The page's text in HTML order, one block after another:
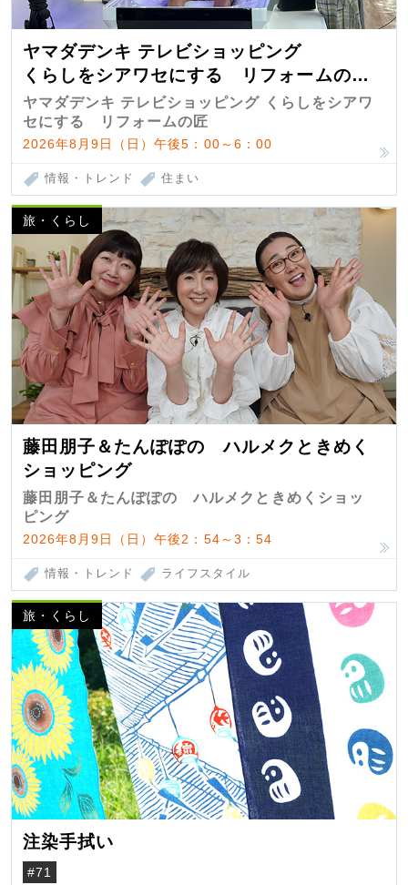
ヤマダデンキ テレビショッピング
くらしをシアワセにする リフォームの
匠 第7弾
ヤマダデンキ テレビショッピング くらしをシアワ
セにする リフォームの匠
2026年8月9日（日）午後5：00～6：00
情報・トレンド 住まい
旅・くらし
藤田朋子＆たんぽぽの ハルメクときめく
ショッピング
藤田朋子＆たんぽぽの ハルメクときめくショッ
ピング
2026年8月9日（日）午後2：54～3：54
情報・トレンド ライフスタイル
旅・くらし
注染手拭い
#71